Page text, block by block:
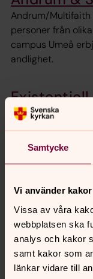
Samtycke
Vi använder kakor
Vissa av våra
webbplatsen ska
analys och kakor
samt kakor som
länkar vidare till
Andrum/
personer från
campus Umeå
andlighet.
Existentiell
Vad ger mening?
och inför
föreläsningar och
grupper och
retreat på
Behöver du ett
reflektion över
till inåt och öva